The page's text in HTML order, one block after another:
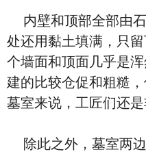
内壁和顶部全部由
处还用黏土填满，只
个墙面和顶面几乎是
建的比较仓促和粗糙
墓室来说，工匠们还是
除此之外，墓室两